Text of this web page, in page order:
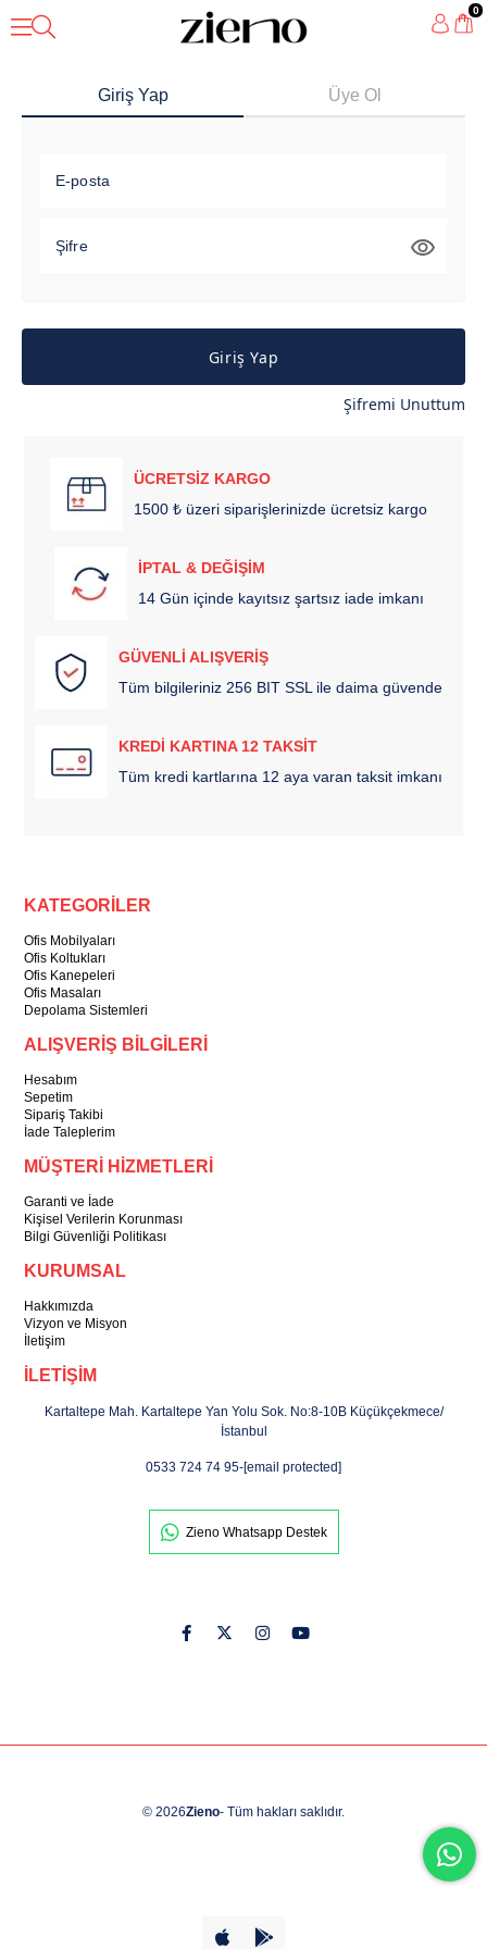
0
Giriş Yap Üye Ol
E-posta
Şifre
Giriş Yap
Şifremi Unuttum
ÜCRETSİZ KARGO
1500 ₺ üzeri siparişlerinizde ücretsiz kargo
İPTAL & DEĞİŞİM
14 Gün içinde kayıtsız şartsız iade imkanı
GÜVENLİ ALIŞVERİŞ
Tüm bilgileriniz 256 BIT SSL ile daima güvende
KREDİ KARTINA 12 TAKSİT
Tüm kredi kartlarına 12 aya varan taksit imkanı
KATEGORİLER
Ofis Mobilyaları
Ofis Koltukları
Ofis Kanepeleri
Ofis Masaları
Depolama Sistemleri
ALIŞVERİŞ BİLGİLERİ
Hesabım
Sepetim
Sipariş Takibi
İade Taleplerim
MÜŞTERİ HİZMETLERİ
Garanti ve İade
Kişisel Verilerin Korunması
Bilgi Güvenliği Politikası
KURUMSAL
Hakkımızda
Vizyon ve Misyon
İletişim
İLETİŞİM
Kartaltepe Mah. Kartaltepe Yan Yolu Sok. No:8-10B Küçükçekmece/
İstanbul
0533 724 74 95-[email protected]
Zieno Whatsapp Destek
© 2026Zieno- Tüm hakları saklıdır.